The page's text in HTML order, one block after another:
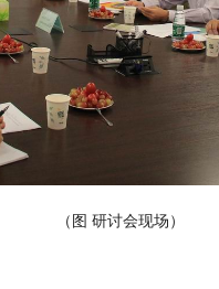
（图 研讨会现场）